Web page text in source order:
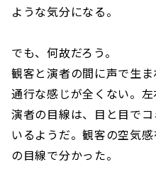
ような気分になる。
でも、何故だろう。
観客と演者の間に声で生
通行な感じが全くない。
演者の目線は、目と目で
いるようだ。観客の空気
の目線で分かった。